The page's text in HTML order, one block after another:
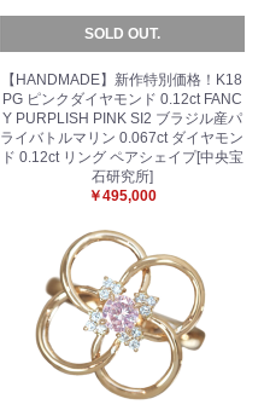
SOLD OUT.
【HANDMADE】新作特別価格！K18
PG ピンクダイヤモンド 0.12ct FANC
Y PURPLISH PINK SI2 ブラジル産パ
ライバトルマリン 0.067ct ダイヤモン
ド 0.12ct リング ペアシェイプ[中央宝
石研究所]
￥495,000
カートへ進む